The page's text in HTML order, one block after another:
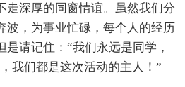
走深厚的同窗情谊。虽然我们分
波，为事业忙碌，每个人的经历
请记住：“我们永远是同学，
我们都是这次活动的主人！”